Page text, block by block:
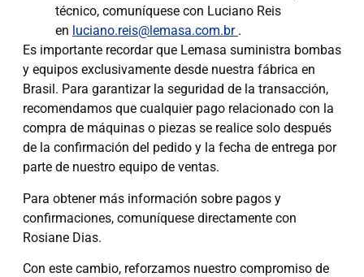
técnico, comuníquese con Luciano Reis
en luciano.reis@lemasa.com.br .
Es importante recordar que Lemasa suministra bombas
y equipos exclusivamente desde nuestra fábrica en
Brasil. Para garantizar la seguridad de la transacción,
recomendamos que cualquier pago relacionado con la
compra de máquinas o piezas se realice solo después
de la confirmación del pedido y la fecha de entrega por
parte de nuestro equipo de ventas.
Para obtener más información sobre pagos y
confirmaciones, comuníquese directamente con
Rosiane Dias.
Con este cambio, reforzamos nuestro compromiso de